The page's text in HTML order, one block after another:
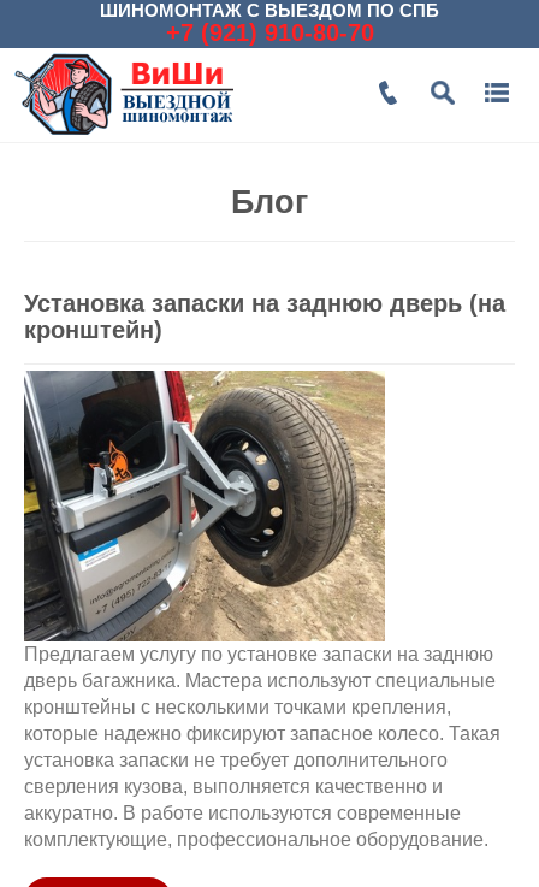
ШИНОМОНТАЖ С ВЫЕЗДОМ ПО СПБ
+7 (921) 910-80-70
Блог
Установка запаски на заднюю дверь (на
кронштейн)
Предлагаем услугу по установке запаски на заднюю
дверь багажника. Мастера используют специальные
кронштейны с несколькими точками крепления,
которые надежно фиксируют запасное колесо. Такая
установка запаски не требует дополнительного
сверления кузова, выполняется качественно и
аккуратно. В работе используются современные
комплектующие, профессиональное оборудование.